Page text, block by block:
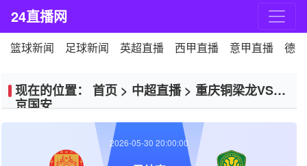
24直播网
篮球新闻 足球新闻 英超直播 西甲直播 意甲直播 德
现在的位置： 首页 > 中超直播> 重庆铜梁龙VS北
京国安
2026-05-30 20:00:00